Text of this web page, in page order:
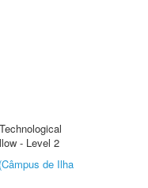
- Level 2
de Ilha